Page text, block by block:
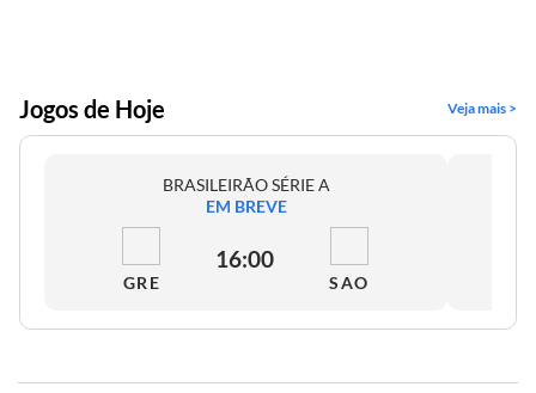
Jogos de Hoje Veja mais >
BRASILEIRÃO SÉRIE A
EM BREVE
GRE
16:00
SAO